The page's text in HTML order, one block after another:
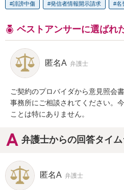
誹謗中傷 発信者情報開示請求 名
ベストアンサーに選ばれ
匿名A 弁護士
ご契約のプロバイダから意見照会
事務所にご相談されてください。
ことは特にありません。
弁護士からの回答タイ
匿名A 弁護士